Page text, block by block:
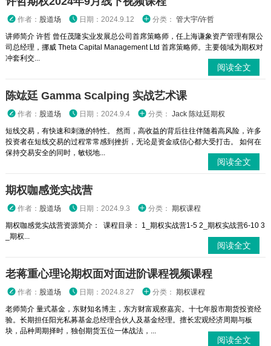
作者： 股道场 日期：2024.9.12 分类： 管大宇/许哲
讲师简介 许哲 曾任茂隆实业发展总公司首席策略师，任上海谦象资产管理有限公
司总经理，挪威 Theta Capital Management Ltd 首席策略师。主要领域为期权对
冲套利交...
阅读全文
陈竑廷 Gamma Scalping 实战艺术课
作者： 股道场 日期：2024.9.4 分类： Jack 陈竑廷期权
短线交易，有快速和刺激的特性。 然而，高收益的背后往往伴随着高风险，许多
投资者在短线交易的过程常常感到挫折，无论是资金或信心都大受打击。 如何在
保持交易安全的同时，敏锐地...
阅读全文
期权咖感觉实战营
作者： 股道场 日期：2024.9.3 分类： 期权课程
期权咖感觉实战营资源简介： 课程目录： 1_期权实战营1-5 2_期权实战营6-10 3
_期权...
阅读全文
老蒋重心理论期权面对面进阶课程视频课程
作者： 股道场 日期：2024.8.27 分类： 期权课程
老师简介 量式基金，东财知名博主，东方财富观察嘉宾。十七年股市期货投资经
验。长期担任阳光私募基金总经理合伙人及基金经理。擅长宏观经济周期与板
块，品种周期择时，独创期货五位一体战法，...
阅读全文